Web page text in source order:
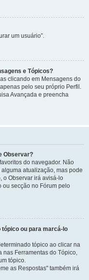
um usuário”.
e Tópicos?
clicando em Mensagens do
pelo seu próprio Perfil.
Avançada e preencha
Observar?
do navegador. Não
atualização, mas pode
o Observar irá avisá-lo
secção no Fórum pelo
ou para marcá-lo
tópico ao clicar na
nas Ferramentas do Tópico,
tópico.
as Respostas" também irá